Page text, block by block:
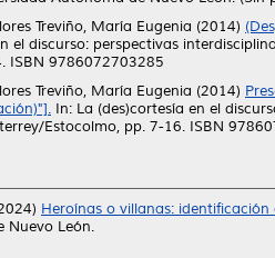
Treviño, María Eugenia (2014)
el discurso: perspectivas
ISBN 9786072703285
Treviño, María Eugenia (2014)
In: La (des)cortesía en el
Estocolmo, pp. 7-16. ISBN
Heroínas o villanas:
Nuevo León.